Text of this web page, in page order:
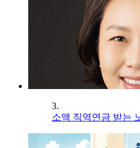
3.
소액 직역연금 받는